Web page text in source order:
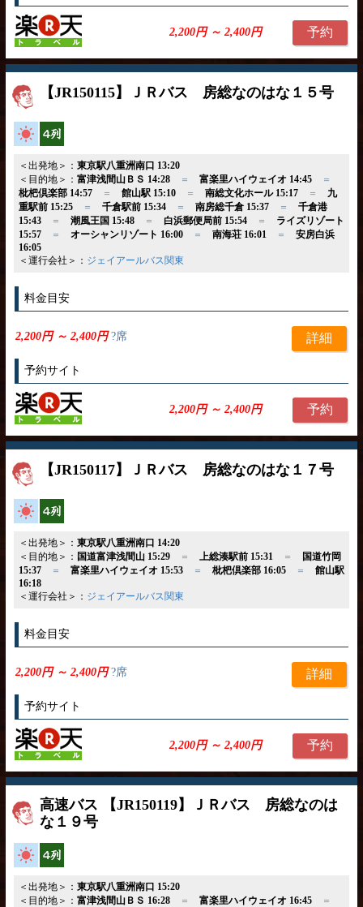
2,200円 ～ 2,400円 予約
【JR150115】ＪＲバス 房総なのはな１５号
高速バス
＜出発地＞： 東京駅八重洲南口 13:20
＜目的地＞： 富津浅間山ＢＳ 14:28＝ 富楽里ハイウェイオ 14:45＝
枇杷倶楽部 14:57＝ 館山駅 15:10＝ 南総文化ホール 15:17＝
九
重駅前 15:25＝ 千倉駅前 15:34＝ 南房総千倉 15:37＝ 千倉港
15:43＝ 潮風王国 15:48＝ 白浜郵便局前 15:54＝
ライズリゾート
15:57＝ オーシャンリゾート 16:00＝ 南海荘 16:01 ＝ 安房白浜
16:05
＜運行会社＞： ジェイアールバス関東
料金目安
2,200円 ～ 2,400円?席 詳細
予約サイト
2,200円 ～ 2,400円 予約
【JR150117】ＪＲバス 房総なのはな１７号
高速バス
＜出発地＞： 東京駅八重洲南口 14:20
＜目的地＞： 国道富津浅間山 15:29＝ 上総湊駅前 15:31 ＝
国道竹岡
15:37＝ 富楽里ハイウェイオ 15:53＝ 枇杷倶楽部 16:05＝ 館山駅
16:18
＜運行会社＞： ジェイアールバス関東
料金目安
2,200円 ～ 2,400円?席 詳細
予約サイト
2,200円 ～ 2,400円 予約
高速バス 【JR150119】ＪＲバス 房総なのは
な１９号
高速バス
＜出発地＞： 東京駅八重洲南口 15:20
＜目的地＞： 富津浅間山ＢＳ 16:28＝ 富楽里ハイウェイオ 16:45＝